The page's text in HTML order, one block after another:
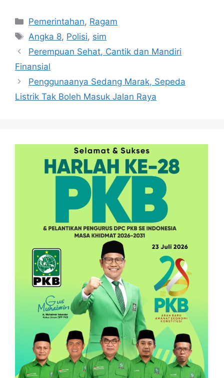
Kategori
Pemerintahan, Ragam
Tag
Angka 8, Polisi, sim
Perempuan Sehat, Cantik dan Mandiri
Finansial
Penggunaanya Sedang Marak, Sepeda
Listrik Tak Boleh Masuk Jalan Raya